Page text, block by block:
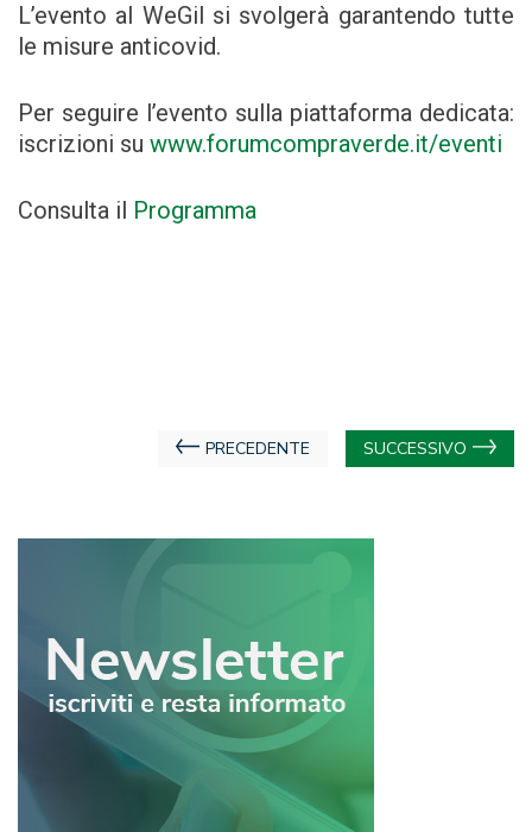
L’evento al WeGil si svolgerà garantendo tutte
le misure anticovid.
Per seguire l’evento sulla piattaforma dedicata:
iscrizioni su www.forumcompraverde.it/eventi
Consulta il Programma
Navigazione
PRECEDENTE SUCCESSIVO